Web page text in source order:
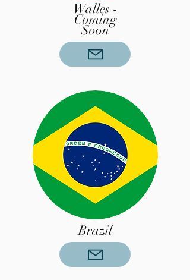
Walles -
Coming
Soon
Brazil